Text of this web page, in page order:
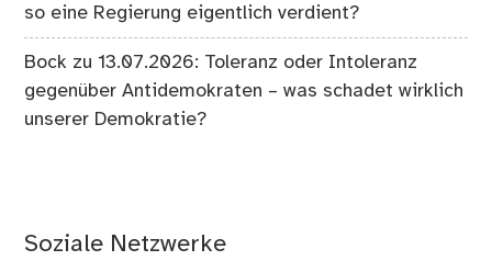
so eine Regierung eigentlich verdient?
Bock zu13.07.2026: Toleranz oder Intoleranz
gegenüber Antidemokraten – was schadet wirklich
unserer Demokratie?
Soziale Netzwerke